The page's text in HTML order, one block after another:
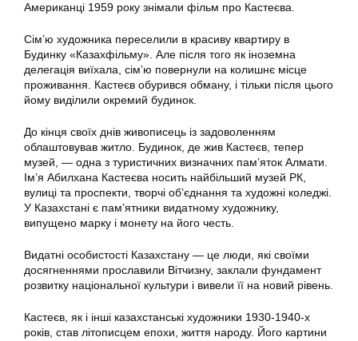
Американці 1959 року знімали фільм про Кастеєва.
Сім’ю художника переселили в красиву квартиру в
Будинку «Казахфільму». Але після того як іноземна
делегація виїхала, сім’ю повернули на колишнє місце
проживання. Кастеєв обурився обману, і тільки після цього
йому виділили окремий будинок.
До кінця своїх днів живописець із задоволенням
облаштовував житло. Будинок, де жив Кастеєв, тепер
музей, — одна з туристичних визначних пам’яток Алмати.
Ім’я Абилхана Кастеєва носить найбільший музей РК,
вулиці та проспекти, творчі об’єднання та художні коледжі.
У Казахстані є пам’ятники видатному художнику,
випущено марку і монету на його честь.
Видатні особистості Казахстану — це люди, які своїми
досягненнями прославили Вітчизну, заклали фундамент
розвитку національної культури і вивели її на новий рівень.
Кастеєв, як і інші казахстанські художники 1930-1940-х
років, став літописцем епохи, життя народу. Його картини